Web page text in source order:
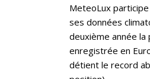
MeteoLux
ses données
deuxième année la
enregistrée en
détient le record